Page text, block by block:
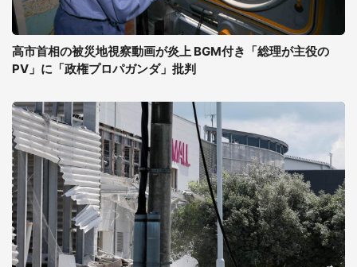
高市首相の被災地視察動画が炎上 BGM付き「総理が主役の
PV」に「政権プロパガンダ」批判